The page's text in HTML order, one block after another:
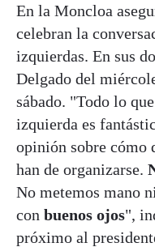
En la Moncloa
celebran la
izquierdas. En sus
Delgado del
sábado. "Todo lo
izquierda es
opinión sobre cómo
han de organizarse.
No metemos mano
con buenos ojos",
próximo al